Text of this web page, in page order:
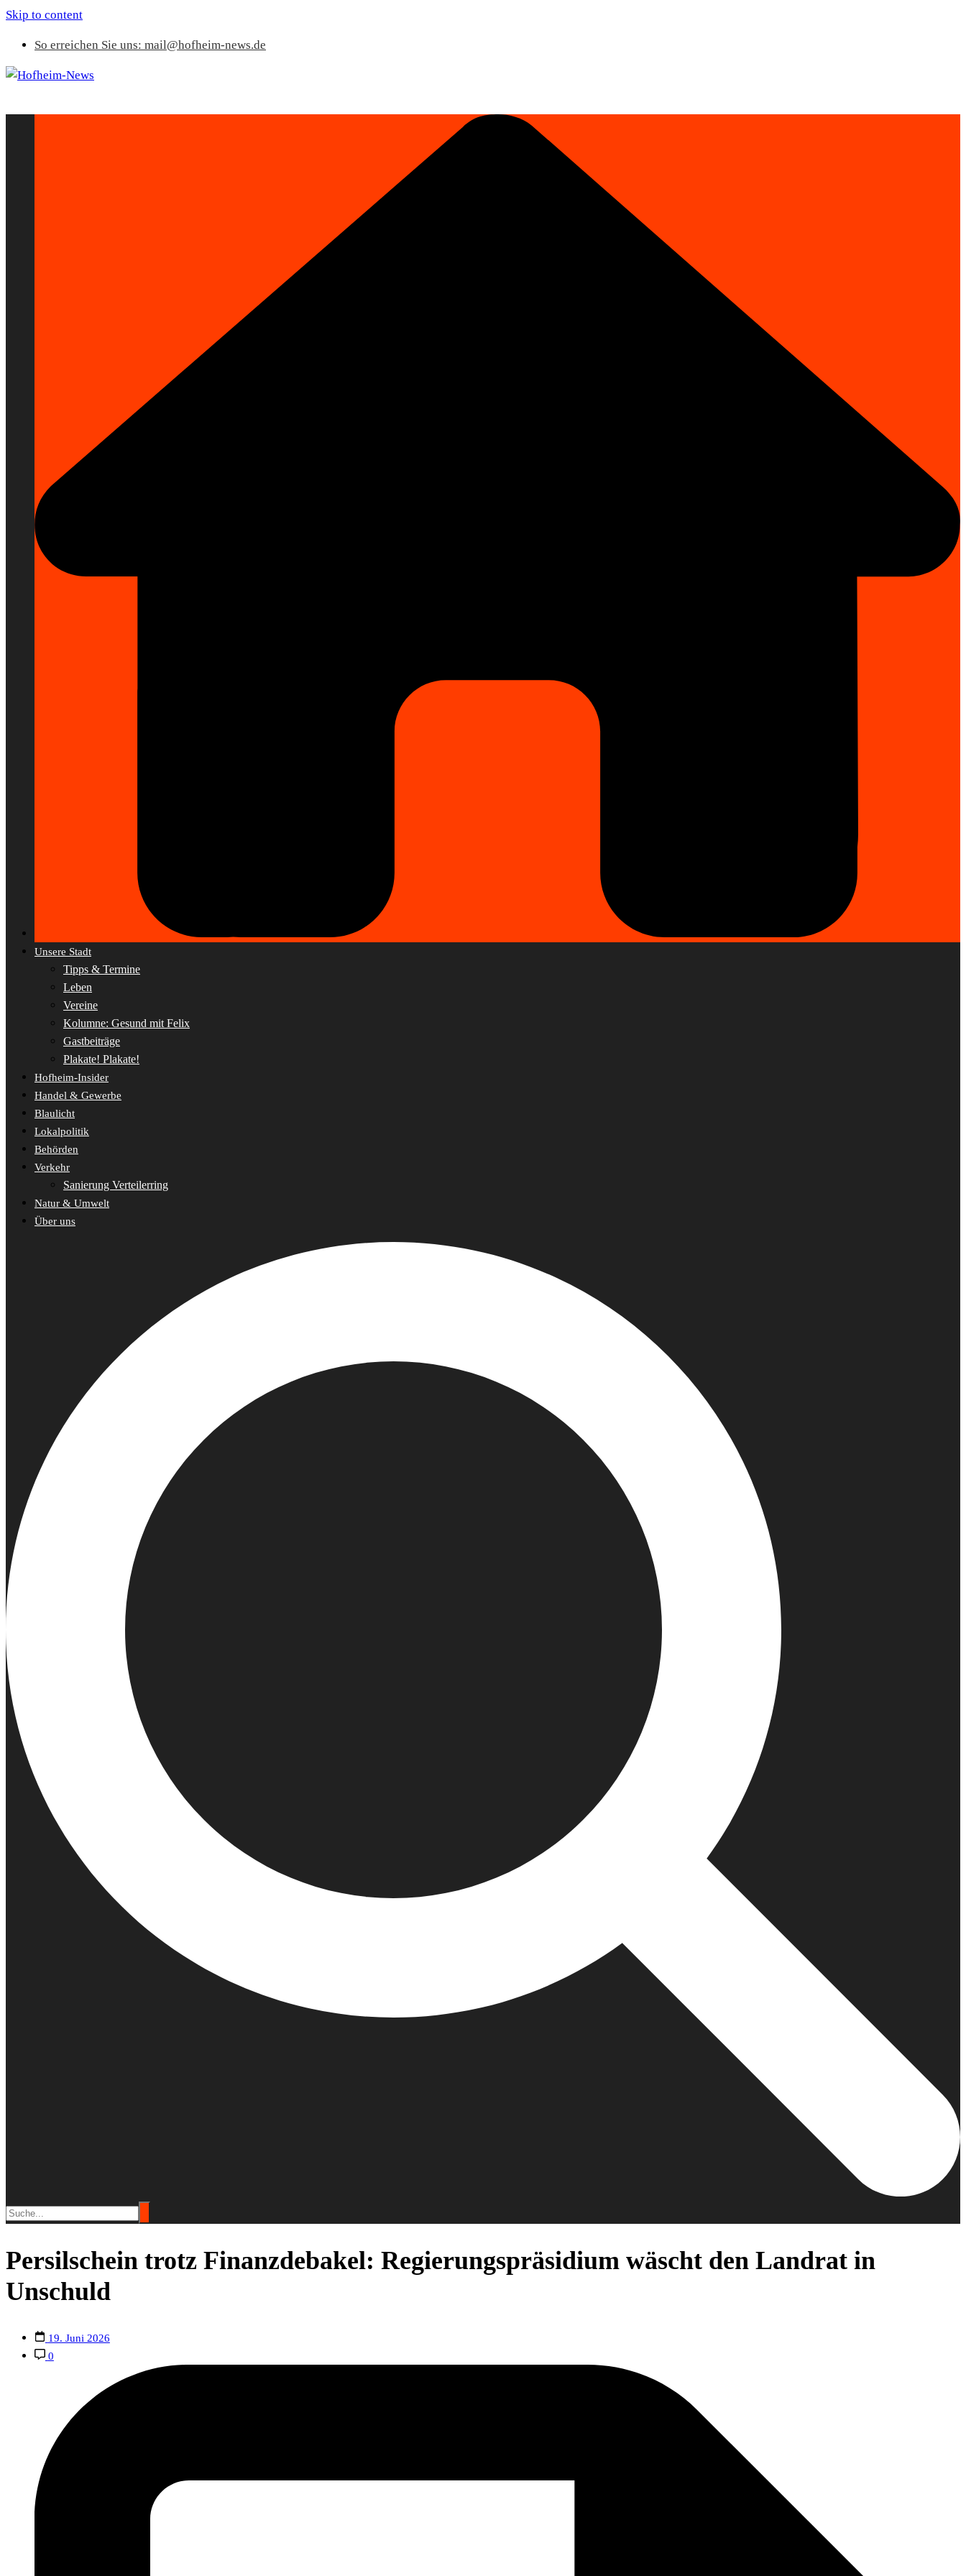
Skip to content
So erreichen Sie uns: mail@hofheim-news.de
Unsere Stadt
Tipps & Termine
Leben
Vereine
Kolumne: Gesund mit Felix
Gastbeiträge
Plakate! Plakate!
Hofheim-Insider
Handel & Gewerbe
Blaulicht
Lokalpolitik
Behörden
Verkehr
Sanierung Verteilerring
Natur & Umwelt
Über uns
Persilschein trotz Finanzdebakel: Regierungspräsidium wäscht den Landrat in
Unschuld
19. Juni 2026
0